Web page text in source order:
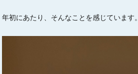
年初にあたり、そんなことを感じています。